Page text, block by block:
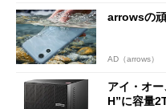
arrowsの
AD（arrows）
アイ・オ
H”に容量